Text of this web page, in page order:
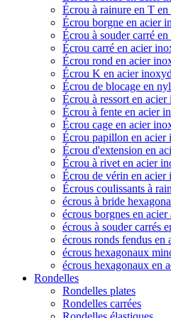
Écrou à rainure en T
Écrou borgne en acier
Écrou à souder carré
Écrou carré en acier
Écrou rond en acier
Écrou K en acier
Écrou de blocage en
Écrou à ressort en
Écrou à fente en acier
Écrou cage en acier
Écrou papillon en acier
Écrou d'extension en
Écrou à rivet en acier
Écrou de vérin en acier
Écrous coulissants à
écrous à bride
écrous borgnes en acier
écrous à souder carrés
écrous ronds fendus en
écrous hexagonaux
écrous hexagonaux en
Rondelles
Rondelles plates
Rondelles carrées